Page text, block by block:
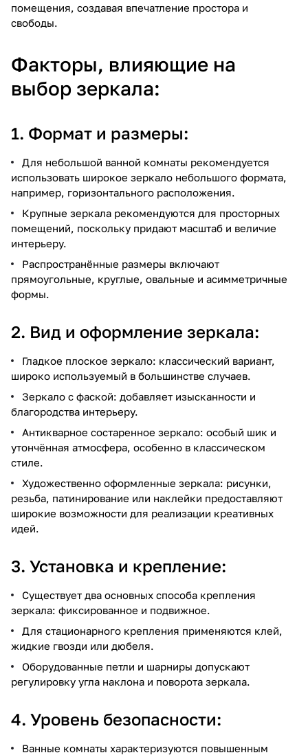
помещения, создавая впечатление простора и
свободы.
Факторы, влияющие на
выбор зеркала:
1. Формат и размеры:
Для небольшой ванной комнаты рекомендуется
использовать широкое зеркало небольшого формата,
например, горизонтального расположения.
Крупные зеркала рекомендуются для просторных
помещений, поскольку придают масштаб и величие
интерьеру.
Распространённые размеры включают
прямоугольные, круглые, овальные и асимметричные
формы.
2. Вид и оформление зеркала:
Гладкое плоское зеркало: классический вариант,
широко используемый в большинстве случаев.
Зеркало с фаской: добавляет изысканности и
благородства интерьеру.
Антикварное состаренное зеркало: особый шик и
утончённая атмосфера, особенно в классическом
стиле.
Художественно оформленные зеркала: рисунки,
резьба, патинирование или наклейки предоставляют
широкие возможности для реализации креативных
идей.
3. Установка и крепление:
Существует два основных способа крепления
зеркала: фиксированное и подвижное.
Для стационарного крепления применяются клей,
жидкие гвозди или дюбеля.
Оборудованные петли и шарниры допускают
регулировку угла наклона и поворота зеркала.
4. Уровень безопасности:
Ванные комнаты характеризуются повышенным